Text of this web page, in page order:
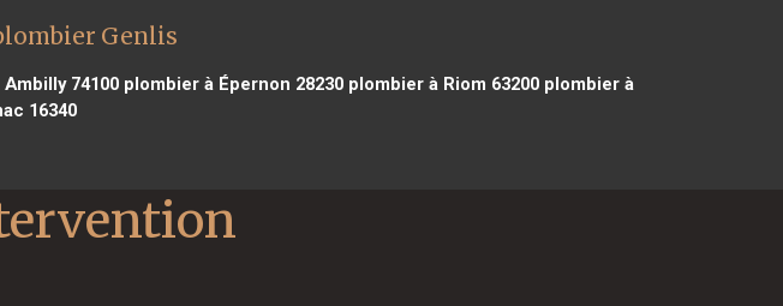
Genlis
74100plombier à Épernon 28230plombier à Riom 63200plombier à
16340